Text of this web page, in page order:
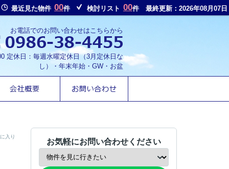
最近見た物件 00件 検討リスト 00件 最終更新：2026年08月07日
お電話でのお問い合わせはこちらから
定休日：毎週水曜定休日（3月定休日な
し）・年末年始・GW・お盆
入り
お気軽にお問い合わせください